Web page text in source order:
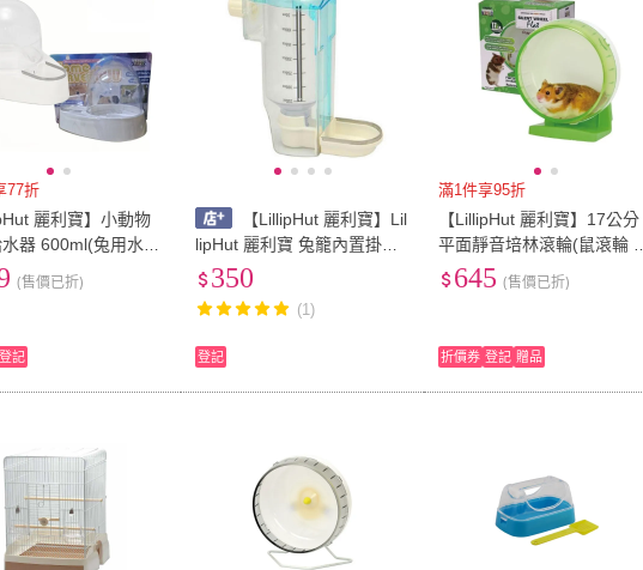
77折
麗利寶】小動物
器 600ml(兔用水瓶
水瓶 小動物水瓶)
(售價已折)
登記
【LillipHut 麗利寶】Lil
lipHut 麗利寶 兔籠內置掛式
皿型給水器
350
(1)
登記
滿1件享95折
【LillipHut 麗利寶】17公分
平面靜音培林滾輪(鼠滾輪 轉
輪 鼠玩具 鼠籠配件)
645 (售價已折)
折價券 登記 贈品